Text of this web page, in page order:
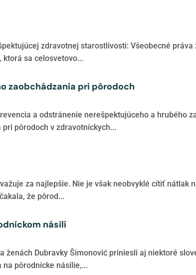
zdravotnej starostlivosti: Všeobecné
sa celosvetovo...
zaobchádzania pri pôrodoch
a odstránenie nerešpektujúceho a hrubého
pôrodoch v zdravotníckych...
za najlepšie. Nie je však neobvyklé cítiť nátlak
že pôrod...
násilí
Dubravky Šimonović priniesli aj niektoré
na pôrodnícke násilie,...